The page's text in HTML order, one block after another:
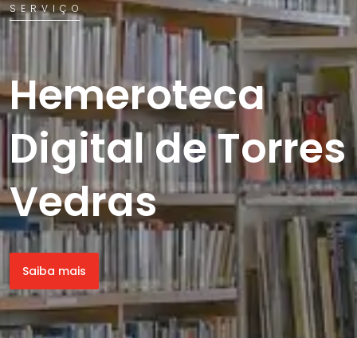
SERVIÇO
Hemeroteca
Digital de Torres
Vedras
Saiba mais